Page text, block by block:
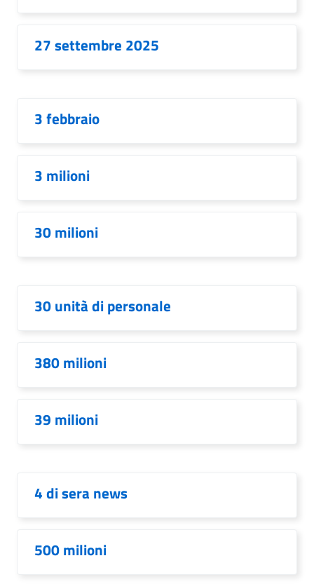
27 settembre 2025
3 febbraio
3 milioni
30 milioni
30 unità di personale
380 milioni
39 milioni
4 di sera news
500 milioni